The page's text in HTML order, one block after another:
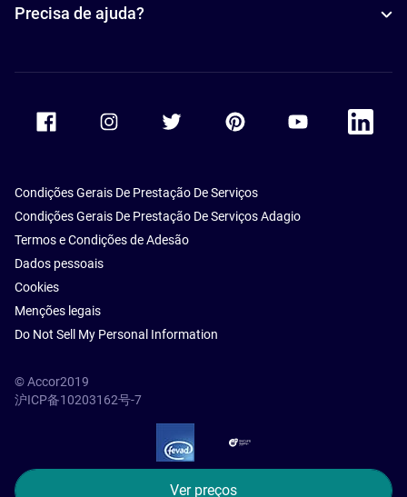
Ver preços
Precisa de ajuda?
Accor Facebook Accor TwitterAccor PinterestAccor Youtube
Accor
Condições Gerais De Prestação De Serviços
Condições Gerais De Prestação De Serviços Adagio
Termos e Condições de Adesão
Dados pessoais
Cookies
Menções legais
Do Not Sell My Personal Information
© Accor2019
沪ICP备10203162号-7